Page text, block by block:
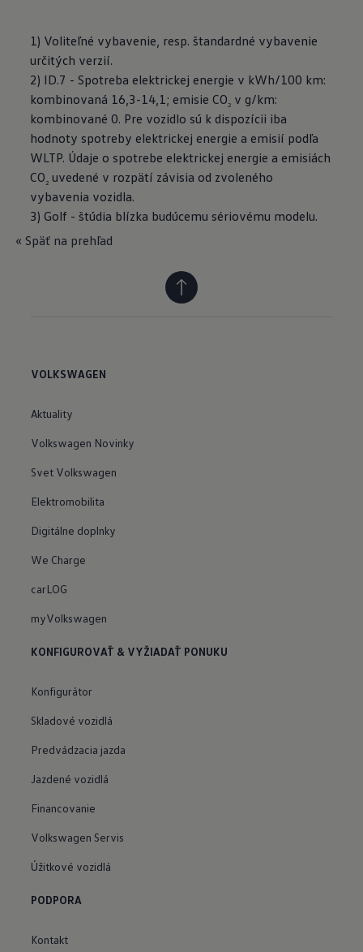
1) Voliteľné vybavenie, resp. štandardné vybavenie
určitých verzií.
2) ID.7 - Spotreba elektrickej energie v kWh/100 km:
kombinovaná 16,3-14,1; emisie CO2 v g/km:
kombinované 0. Pre vozidlo sú k dispozícii iba
hodnoty spotreby elektrickej energie a emisií podľa
WLTP. Údaje o spotrebe elektrickej energie a emisiách
CO2 uvedené v rozpätí závisia od zvoleného
vybavenia vozidla.
3) Golf - štúdia blízka budúcemu sériovému modelu.
« Späť na prehľad
VOLKSWAGEN
Aktuality
Volkswagen Novinky
Svet Volkswagen
Elektromobilita
Digitálne doplnky
We Charge
carLOG
myVolkswagen
KONFIGUROVAŤ & VYŽIADAŤ PONUKU
Konfigurátor
Skladové vozidlá
Predvádzacia jazda
Jazdené vozidlá
Financovanie
Volkswagen Servis
Úžitkové vozidlá
PODPORA
Kontakt